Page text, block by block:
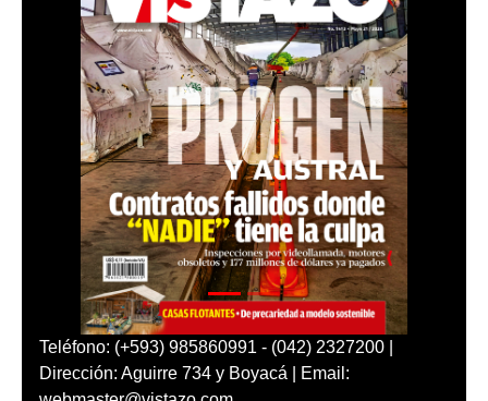
Teléfono: (+593) 985860991 - (042) 2327200 |
Dirección: Aguirre 734 y Boyacá | Email: